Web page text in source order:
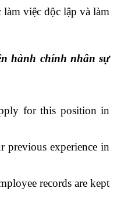
việc độc lập và làm
hành chính nhân sự
for this position in
previous experience in
records are kept